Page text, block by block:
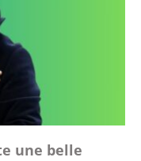
une belle